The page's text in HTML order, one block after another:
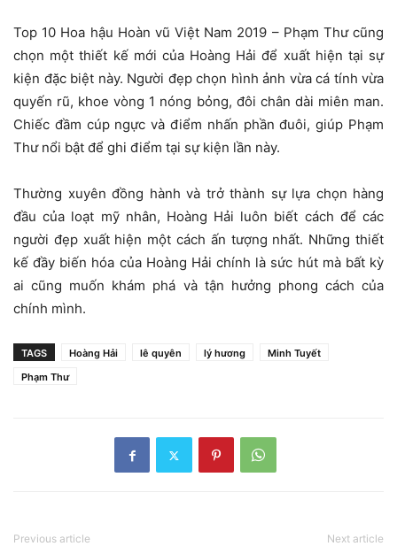
Top 10 Hoa hậu Hoàn vũ Việt Nam 2019 – Phạm Thư cũng
chọn một thiết kế mới của Hoàng Hải để xuất hiện tại sự
kiện đặc biệt này. Người đẹp chọn hình ảnh vừa cá tính vừa
quyến rũ, khoe vòng 1 nóng bỏng, đôi chân dài miên man.
Chiếc đầm cúp ngực và điểm nhấn phần đuôi, giúp Phạm
Thư nổi bật để ghi điểm tại sự kiện lần này.
Thường xuyên đồng hành và trở thành sự lựa chọn hàng
đầu của loạt mỹ nhân, Hoàng Hải luôn biết cách để các
người đẹp xuất hiện một cách ấn tượng nhất. Những thiết
kế đầy biến hóa của Hoàng Hải chính là sức hút mà bất kỳ
ai cũng muốn khám phá và tận hưởng phong cách của
chính mình.
TAGS Hoàng Hải lê quyên lý hương
Minh Tuyết
Phạm Thư
Previous article Next article